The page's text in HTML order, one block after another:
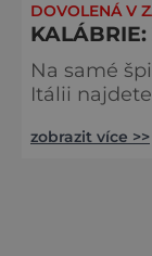
DOVOLENÁ V
Na samé
Itálii
Jónské
zobrazit více >>